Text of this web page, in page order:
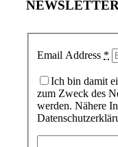
Email Address *
Ich bin damit
zum Zweck des
werden. Nähere